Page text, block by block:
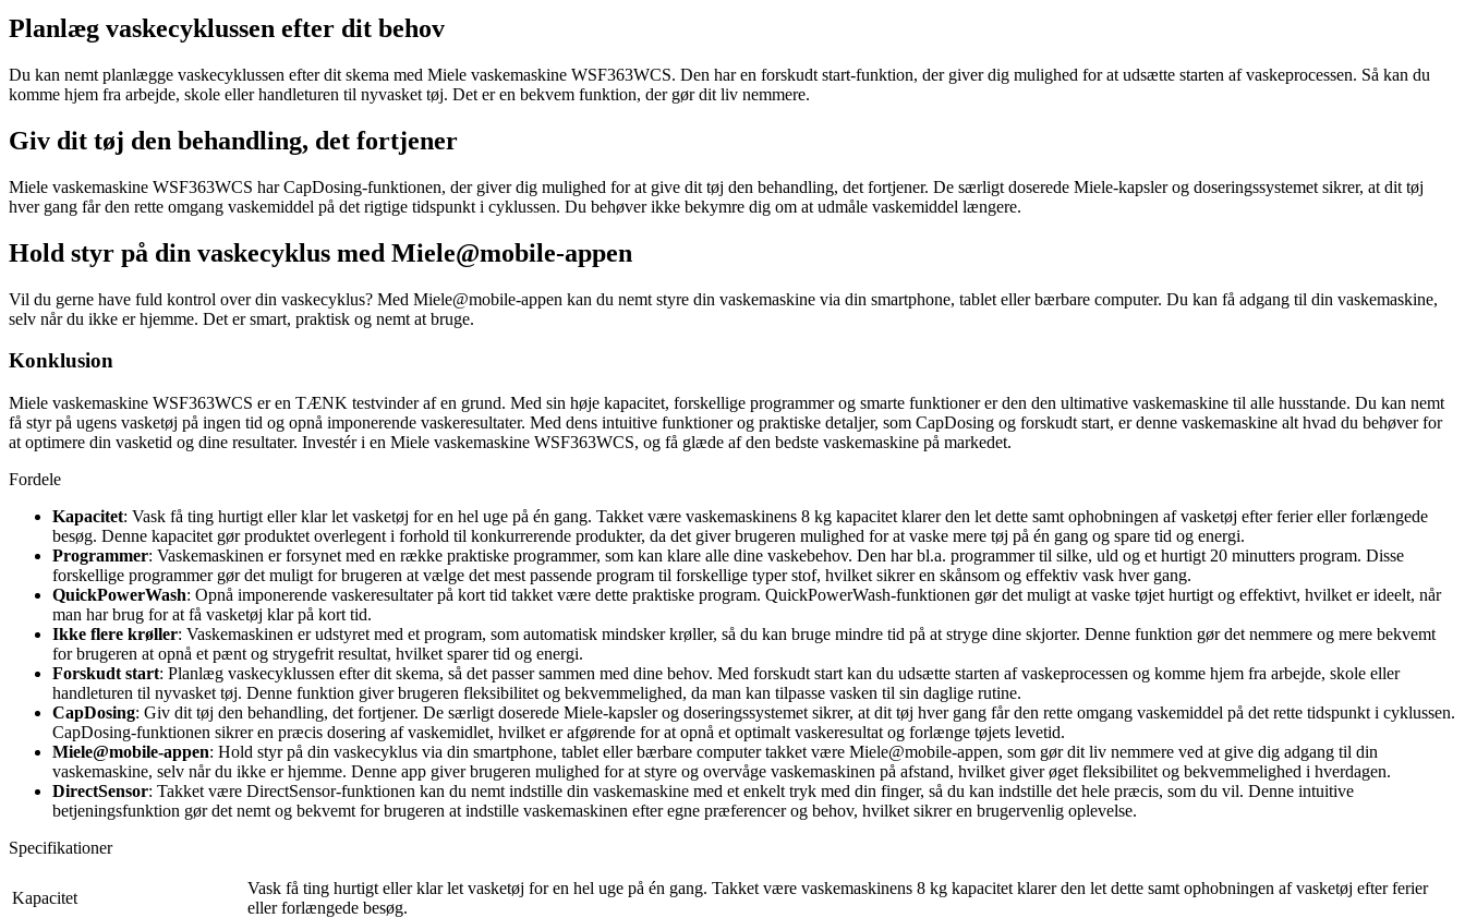
Planlæg vaskecyklussen efter dit behov
Du kan nemt planlægge vaskecyklussen efter dit skema med Miele vaskemaskine WSF363WCS. Den har en forskudt start-funktion, der giver dig mulighed for at udsætte starten af vaskeprocessen. Så kan du
komme hjem fra arbejde, skole eller handleturen til nyvasket tøj. Det er en bekvem funktion, der gør dit liv nemmere.
Giv dit tøj den behandling, det fortjener
Miele vaskemaskine WSF363WCS har CapDosing-funktionen, der giver dig mulighed for at give dit tøj den behandling, det fortjener. De særligt doserede Miele-kapsler og doseringssystemet sikrer, at dit tøj
hver gang får den rette omgang vaskemiddel på det rigtige tidspunkt i cyklussen. Du behøver ikke bekymre dig om at udmåle vaskemiddel længere.
Hold styr på din vaskecyklus med Miele@mobile-appen
Vil du gerne have fuld kontrol over din vaskecyklus? Med Miele@mobile-appen kan du nemt styre din vaskemaskine via din smartphone, tablet eller bærbare computer. Du kan få adgang til din vaskemaskine,
selv når du ikke er hjemme. Det er smart, praktisk og nemt at bruge.
Konklusion
Miele vaskemaskine WSF363WCS er en TÆNK testvinder af en grund. Med sin høje kapacitet, forskellige programmer og smarte funktioner er den den ultimative vaskemaskine til alle husstande. Du kan nemt
få styr på ugens vasketøj på ingen tid og opnå imponerende vaskeresultater. Med dens intuitive funktioner og praktiske detaljer, som CapDosing og forskudt start, er denne vaskemaskine alt hvad du behøver for
at optimere din vasketid og dine resultater. Investér i en Miele vaskemaskine WSF363WCS, og få glæde af den bedste vaskemaskine på markedet.
Fordele
Kapacitet: Vask få ting hurtigt eller klar let vasketøj for en hel uge på én gang. Takket være vaskemaskinens 8 kg kapacitet klarer den let dette samt ophobningen af vasketøj efter ferier eller forlængede
besøg. Denne kapacitet gør produktet overlegent i forhold til konkurrerende produkter, da det giver brugeren mulighed for at vaske mere tøj på én gang og spare tid og energi.
Programmer: Vaskemaskinen er forsynet med en række praktiske programmer, som kan klare alle dine vaskebehov. Den har bl.a. programmer til silke, uld og et hurtigt 20 minutters program. Disse
forskellige programmer gør det muligt for brugeren at vælge det mest passende program til forskellige typer stof, hvilket sikrer en skånsom og effektiv vask hver gang.
QuickPowerWash: Opnå imponerende vaskeresultater på kort tid takket være dette praktiske program. QuickPowerWash-funktionen gør det muligt at vaske tøjet hurtigt og effektivt, hvilket er ideelt, når
man har brug for at få vasketøj klar på kort tid.
Ikke flere krøller: Vaskemaskinen er udstyret med et program, som automatisk mindsker krøller, så du kan bruge mindre tid på at stryge dine skjorter. Denne funktion gør det nemmere og mere bekvemt
for brugeren at opnå et pænt og strygefrit resultat, hvilket sparer tid og energi.
Forskudt start: Planlæg vaskecyklussen efter dit skema, så det passer sammen med dine behov. Med forskudt start kan du udsætte starten af vaskeprocessen og komme hjem fra arbejde, skole eller
handleturen til nyvasket tøj. Denne funktion giver brugeren fleksibilitet og bekvemmelighed, da man kan tilpasse vasken til sin daglige rutine.
CapDosing: Giv dit tøj den behandling, det fortjener. De særligt doserede Miele-kapsler og doseringssystemet sikrer, at dit tøj hver gang får den rette omgang vaskemiddel på det rette tidspunkt i cyklussen.
CapDosing-funktionen sikrer en præcis dosering af vaskemidlet, hvilket er afgørende for at opnå et optimalt vaskeresultat og forlænge tøjets levetid.
Miele@mobile-appen: Hold styr på din vaskecyklus via din smartphone, tablet eller bærbare computer takket være Miele@mobile-appen, som gør dit liv nemmere ved at give dig adgang til din
vaskemaskine, selv når du ikke er hjemme. Denne app giver brugeren mulighed for at styre og overvåge vaskemaskinen på afstand, hvilket giver øget fleksibilitet og bekvemmelighed i hverdagen.
DirectSensor: Takket være DirectSensor-funktionen kan du nemt indstille din vaskemaskine med et enkelt tryk med din finger, så du kan indstille det hele præcis, som du vil. Denne intuitive
betjeningsfunktion gør det nemt og bekvemt for brugeren at indstille vaskemaskinen efter egne præferencer og behov, hvilket sikrer en brugervenlig oplevelse.
Specifikationer
Kapacitet
Vask få ting hurtigt eller klar let vasketøj for en hel uge på én gang. Takket være vaskemaskinens 8 kg kapacitet klarer den let dette samt ophobningen af vasketøj efter ferier
eller forlængede besøg.